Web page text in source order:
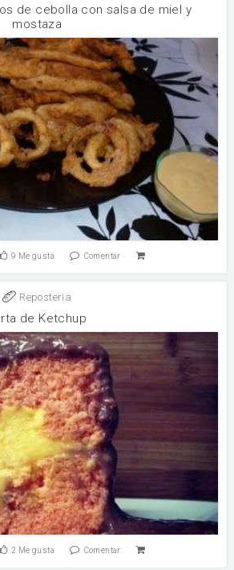
de cebolla con salsa de miel y
mostaza
9 Me gusta Comentar
Reposteria
de Ketchup
2 Me gusta Comentar